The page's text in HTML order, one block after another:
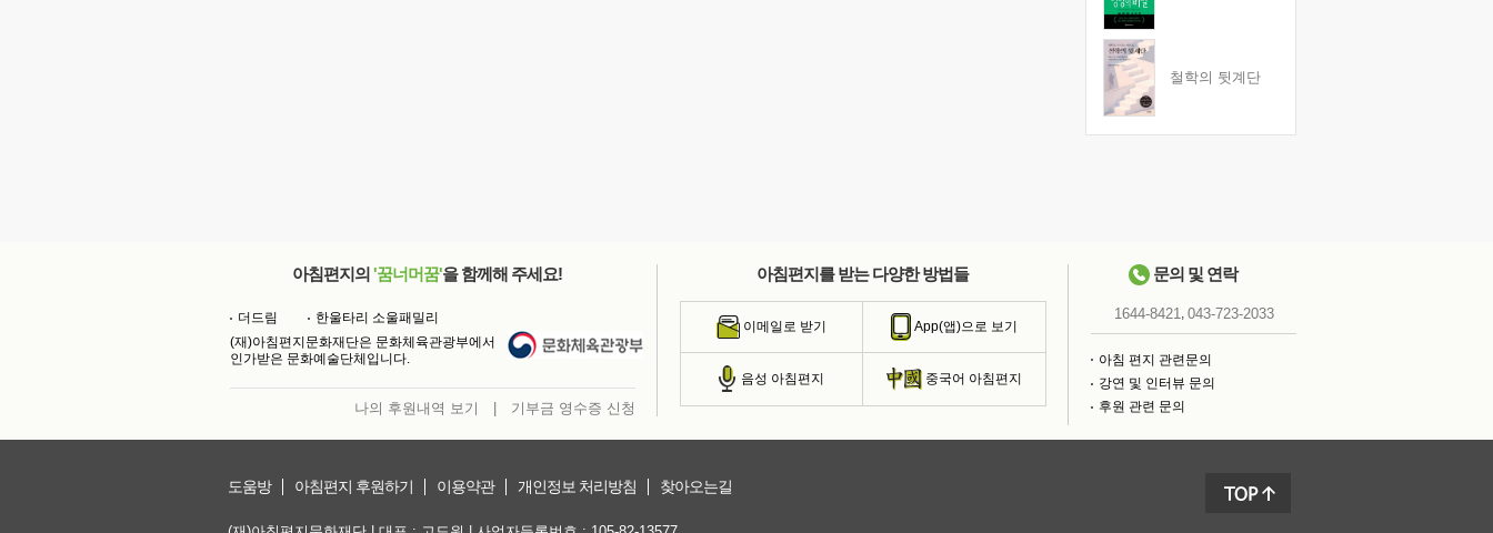
철학의 뒷계단
아침편지의 '꿈너머꿈'을 함께해 주세요!
더드림
한울타리 소울패밀리
(재)아침편지문화재단은 문화체육관광부에서
인가받은 문화예술단체입니다.
나의 후원내역 보기 기부금 영수증 신청
아침편지를 받는 다양한 방법들
이메일로 받기 App(앱)으로 보기
음성 아침편지 중국어 아침편지
문의 및 연락
1644-8421, 043-723-2033
아침 편지 관련문의
강연 및 인터뷰 문의
후원 관련 문의
도움방 아침편지 후원하기 이용약관 개인정보 처리방침 찾아오는길